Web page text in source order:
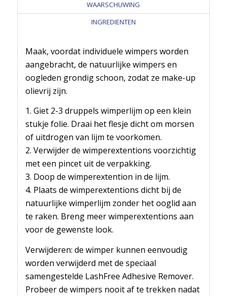
WAARSCHUWING
INGREDIENTEN
Maak, voordat individuele wimpers worden
aangebracht, de natuurlijke wimpers en
oogleden grondig schoon, zodat ze make-up
olievrij zijn.
1. Giet 2-3 druppels wimperlijm op een klein
stukje folie. Draai het flesje dicht om morsen
of uitdrogen van lijm te voorkomen.
2. Verwijder de wimperextentions voorzichtig
met een pincet uit de verpakking.
3. Doop de wimperextention in de lijm.
4. Plaats de wimperextentions dicht bij de
natuurlijke wimperlijm zonder het ooglid aan
te raken. Breng meer wimperextentions aan
voor de gewenste look.
Verwijderen: de wimper kunnen eenvoudig
worden verwijderd met de speciaal
samengestelde LashFree Adhesive Remover.
Probeer de wimpers nooit af te trekken nadat